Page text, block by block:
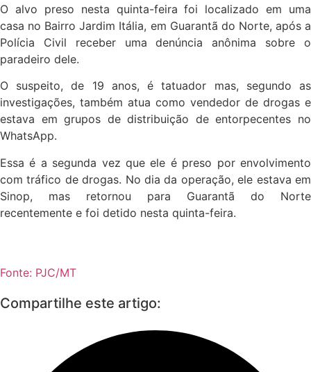
O alvo preso nesta quinta-feira foi localizado em uma
casa no Bairro Jardim Itália, em Guarantã do Norte, após a
Polícia Civil receber uma denúncia anônima sobre o
paradeiro dele.
O suspeito, de 19 anos, é tatuador mas, segundo as
investigações, também atua como vendedor de drogas e
estava em grupos de distribuição de entorpecentes no
WhatsApp.
Essa é a segunda vez que ele é preso por envolvimento
com tráfico de drogas. No dia da operação, ele estava em
Sinop, mas retornou para Guarantã do Norte
recentemente e foi detido nesta quinta-feira.
Fonte: PJC/MT
Compartilhe este artigo: